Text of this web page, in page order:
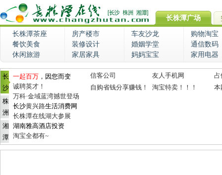
长株潭广场
长株潭茶座 房产楼市 车友沙龙
购物淘宝
餐饮美食
装修设计 婚姻学堂
通信数码
休闲旅游
家居家具 妈妈宝宝 家用电器
长
沙
株
洲
湘
潭
一起百万 ，因您而变
诚聘英才！
万科·金域蓝湾撼世登场
长沙黄兴路生活消费网
长株潭在线湖大参展
湖南雅高酒店投资
淘宝全都有~
信客公司 友人手机网
占
自购省钱分享赚钱！
淘宝特卖！！！ 本